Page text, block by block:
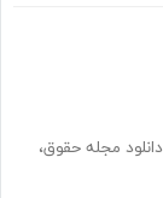
دانلود مجله حقوق،